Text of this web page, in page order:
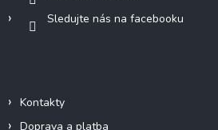
Sledujte nás na facebooku
Kontakty
Doprava a platba